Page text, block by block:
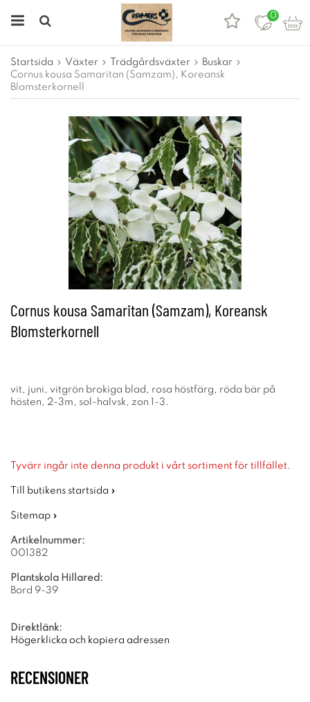
0
Startsida Växter Trädgårdsväxter
Buskar
Cornus kousa Samaritan (Samzam), Koreansk
Blomsterkornell
Cornus kousa Samaritan (Samzam), Koreansk
Blomsterkornell
vit, juni, vitgrön brokiga blad, rosa höstfärg, röda bär på
hösten, 2-3m, sol-halvsk, zon 1-3.
Tyvärr ingår inte denna produkt i vårt sortiment för tillfället.
Till butikens startsida »
Sitemap »
Artikelnummer:
001382
Plantskola Hillared:
Bord 9-39
Direktlänk:
Högerklicka och kopiera adressen
RECENSIONER